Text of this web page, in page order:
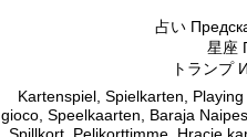
トランプ
Kartenspiel, Spielkarten,
gioco, Speelkaarten, Baraja
Spillkort, Pelikorttimme, Hracie